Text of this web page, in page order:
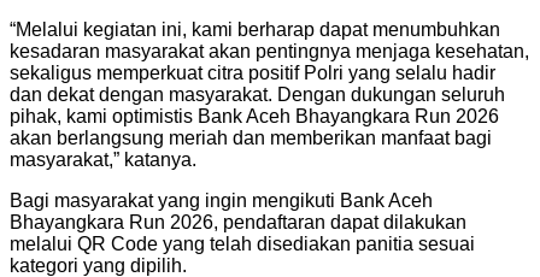
“Melalui kegiatan ini, kami berharap dapat menumbuhkan
kesadaran masyarakat akan pentingnya menjaga kesehatan,
sekaligus memperkuat citra positif Polri yang selalu hadir
dan dekat dengan masyarakat. Dengan dukungan seluruh
pihak, kami optimistis Bank Aceh Bhayangkara Run 2026
akan berlangsung meriah dan memberikan manfaat bagi
masyarakat,” katanya.
Bagi masyarakat yang ingin mengikuti Bank Aceh
Bhayangkara Run 2026, pendaftaran dapat dilakukan
melalui QR Code yang telah disediakan panitia sesuai
kategori yang dipilih.